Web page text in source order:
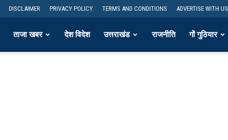
DISCLAIMER PRIVACY POLICY TERMS AND CONDITIONS ADVERTISE WITH US
ताजा खबर देश विदेश उत्तराखंड राजनीति गों गुठियार